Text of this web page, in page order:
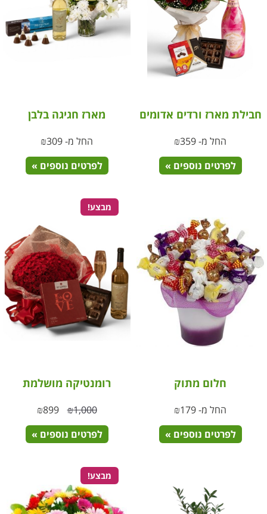
חבילת מארז ורדים אדומים
החל מ- ₪359
לפרטים נוספים »
מארז חגיגה בלבן
החל מ- ₪309
לפרטים נוספים »
חלום מתוק
החל מ- ₪179
לפרטים נוספים »
מבצע!
רומנטיקה מושלמת
₪1,000
₪899
לפרטים נוספים »
מבצע!